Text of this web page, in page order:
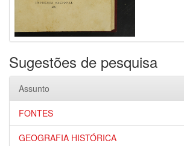
Sugestões de pesquisa
Assunto
FONTES
GEOGRAFIA HISTÓRICA